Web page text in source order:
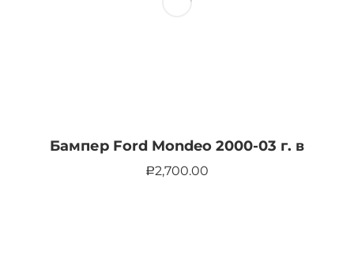
Бампер Ford Mondeo 2000-03 г. в
Р2,700.00